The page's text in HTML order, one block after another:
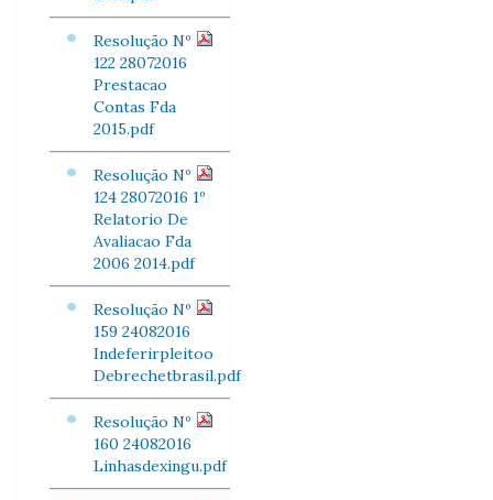
Resolução Nº
122 28072016
Prestacao
Contas Fda
2015.pdf
Resolução Nº
124 28072016 1º
Relatorio De
Avaliacao Fda
2006 2014.pdf
Resolução Nº
159 24082016
Indeferirpleitoo
Debrechetbrasil.pdf
Resolução Nº
160 24082016
Linhasdexingu.pdf